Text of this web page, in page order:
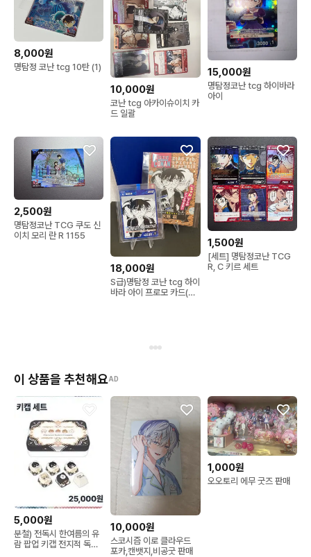
8,000원
명탐정 코난 tcg 10탄 (1)
10,000원
코난 tcg 아카이슈이치 카
드 일괄
15,000원
명탐정코난 tcg 하이바라
아이
2,500원
명탐정코난 TCG 쿠도 신
이치 모리 란 R 1155
18,000원
S급)명탐정 코난 tcg 하이
바라 아이 프로모 카드(카
1,500원
[세트] 명탐정코난 TCG
R, C 키르 세트
이 상품을 추천해요AD
5,000원
분철) 전독시 한여름의 유
람 팝업 키캡 전지적 독자
10,000원
스코시즘 이로 클라우드
포카,캔뱃지,비공굿 판매
1,000원
오오토리 에무 굿즈 판매